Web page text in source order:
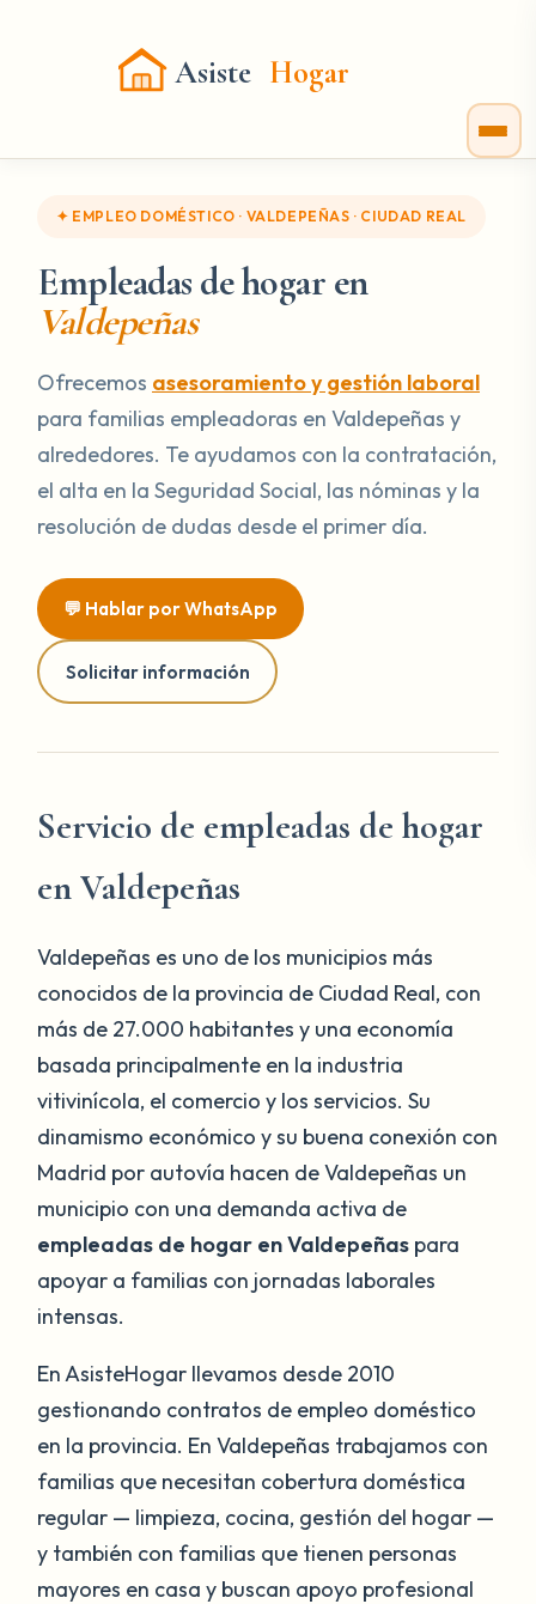
Asiste Hogar
✦ EMPLEO DOMÉSTICO · VALDEPEÑAS · CIUDAD REAL
Empleadas de hogar en
Valdepeñas
Ofrecemos asesoramiento y gestión laboral
para familias empleadoras en Valdepeñas y
alrededores. Te ayudamos con la contratación,
el alta en la Seguridad Social, las nóminas y la
resolución de dudas desde el primer día.
💬 Hablar por WhatsApp
Solicitar información
Servicio de empleadas de hogar
en Valdepeñas
Valdepeñas es uno de los municipios más
conocidos de la provincia de Ciudad Real, con
más de 27.000 habitantes y una economía
basada principalmente en la industria
vitivinícola, el comercio y los servicios. Su
dinamismo económico y su buena conexión con
Madrid por autovía hacen de Valdepeñas un
municipio con una demanda activa de
empleadas de hogar en Valdepeñas para
apoyar a familias con jornadas laborales
intensas.
En AsisteHogar llevamos desde 2010
gestionando contratos de empleo doméstico
en la provincia. En Valdepeñas trabajamos con
familias que necesitan cobertura doméstica
regular — limpieza, cocina, gestión del hogar —
y también con familias que tienen personas
mayores en casa y buscan apoyo profesional